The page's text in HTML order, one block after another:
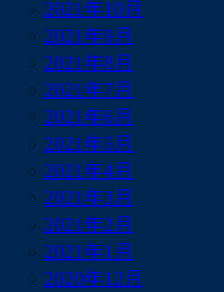
2021年10月
2021年9月
2021年8月
2021年7月
2021年6月
2021年5月
2021年4月
2021年3月
2021年2月
2021年1月
2020年12月